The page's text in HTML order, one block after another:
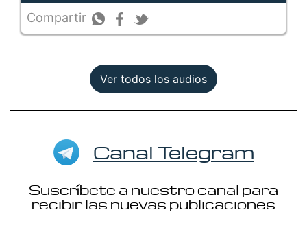
Compartir
Ver todos los audios
Canal Telegram
Suscríbete a nuestro canal para
recibir las nuevas publicaciones